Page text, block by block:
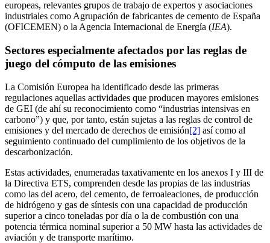
europeas, relevantes grupos de trabajo de expertos y asociaciones
industriales como Agrupación de fabricantes de cemento de España
(OFICEMEN) o la Agencia Internacional de Energía (IEA).
Sectores especialmente afectados por las reglas de
juego del cómputo de las emisiones
La Comisión Europea ha identificado desde las primeras
regulaciones aquellas actividades que producen mayores emisiones
de GEI (de ahí su reconocimiento como “industrias intensivas en
carbono”) y que, por tanto, están sujetas a las reglas de control de
emisiones y del mercado de derechos de emisión[2] así como al
seguimiento continuado del cumplimiento de los objetivos de la
descarbonización.
Estas actividades, enumeradas taxativamente en los anexos I y III de
la Directiva ETS, comprenden desde las propias de las industrias
como las del acero, del cemento, de ferroaleaciones, de producción
de hidrógeno y gas de síntesis con una capacidad de producción
superior a cinco toneladas por día o la de combustión con una
potencia térmica nominal superior a 50 MW hasta las actividades de
aviación y de transporte marítimo.